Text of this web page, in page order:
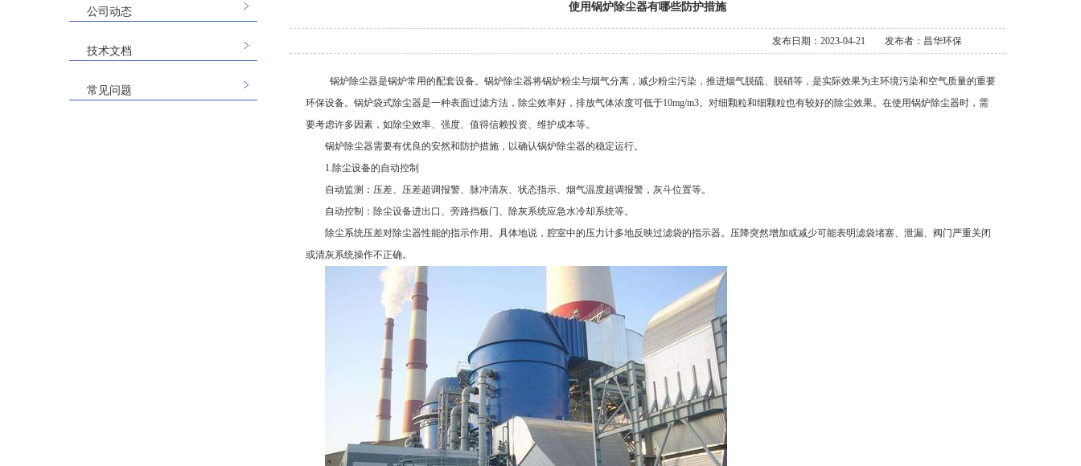
公司动态
技术文档
常见问题
使用锅炉除尘器有哪些防护措施
发布者：昌华环保
发布日期：2023-04-21
锅炉除尘器是锅炉常用的配套设备。锅炉除尘器将锅炉粉尘与烟气分离，减少粉尘污染，推进烟气脱硫、脱硝等，是实际效果为主环境污染和空气质量的重要
环保设备。锅炉袋式除尘器是一种表面过滤方法，除尘效率好，排放气体浓度可低于10mg/m3。对细颗粒和细颗粒也有较好的除尘效果。在使用锅炉除尘器时，需
要考虑许多因素，如除尘效率、强度、值得信赖投资、维护成本等。
锅炉除尘器需要有优良的安然和防护措施，以确认锅炉除尘器的稳定运行。
1.除尘设备的自动控制
自动监测：压差、压差超调报警、脉冲清灰、状态指示、烟气温度超调报警，灰斗位置等。
自动控制：除尘设备进出口、旁路挡板门、除灰系统应急水冷却系统等。
除尘系统压差对除尘器性能的指示作用。具体地说，腔室中的压力计多地反映过滤袋的指示器。压降突然增加或减少可能表明滤袋堵塞、泄漏、阀门严重关闭
或清灰系统操作不正确。